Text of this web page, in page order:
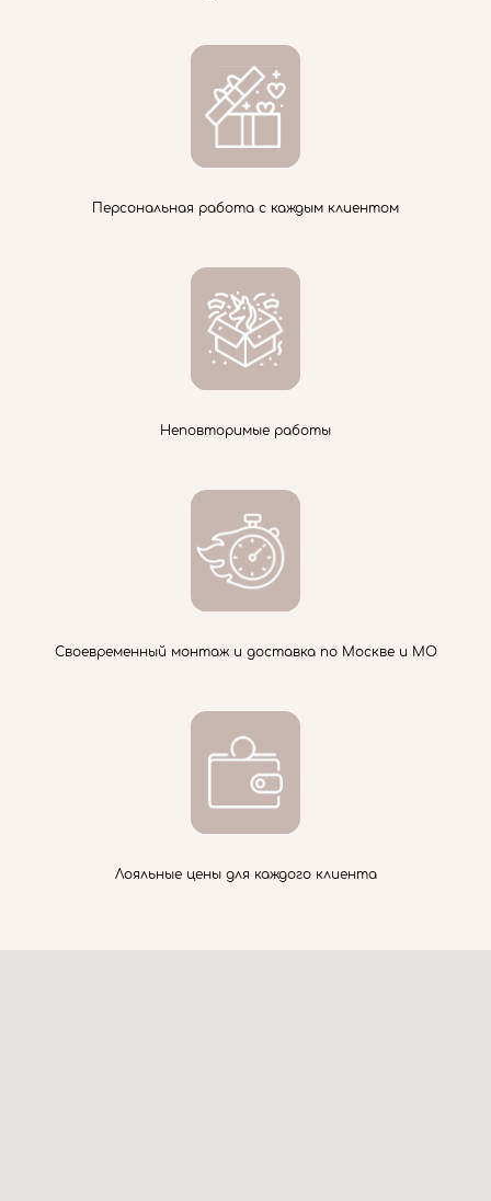
Персональная работа с каждым клиентом
Неповторимые работы
Своевременный монтаж и доставка по Москве и МО
Лояльные цены для каждого клиента